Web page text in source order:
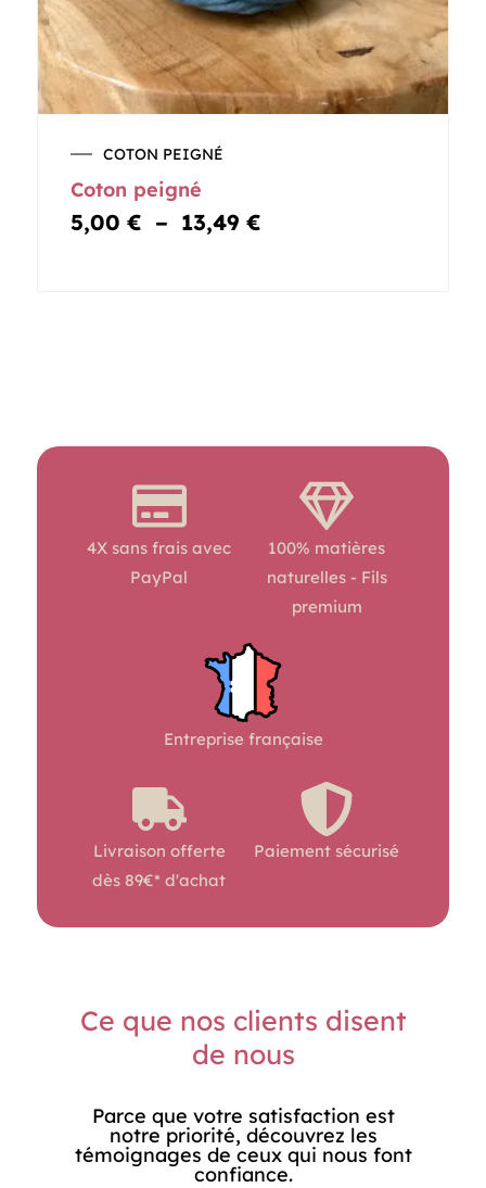
COTON PEIGNÉ
Coton peigné
5,00€ – 13,49€
4X sans frais avec
PayPal
100% matières
naturelles - Fils
premium
Entreprise française
Livraison offerte
dès 89€* d'achat
Paiement sécurisé
Ce que nos clients disent
de nous
Parce que votre satisfaction est
notre priorité, découvrez les
témoignages de ceux qui nous font
confiance.